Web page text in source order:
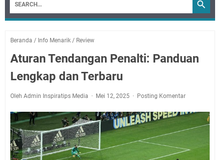
Beranda / Info Menarik / Review
Aturan Tendangan Penalti: Panduan
Lengkap dan Terbaru
Oleh Admin Inspiratips Media Mei 12, 2025 Posting Komentar